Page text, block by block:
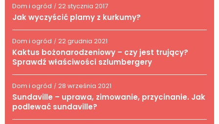
Dom i ogród / 22 stycznia 2017
Jak wyczyścić plamy z kurkumy?
Dom i ogród / 22 grudnia 2021
Kaktus bożonarodzeniowy – czy jest trujący?
Sprawdź właściwości szlumbergery
Dom i ogród / 28 września 2021
Sundaville – uprawa, zimowanie, przycinanie. Jak
podlewać sundaville?